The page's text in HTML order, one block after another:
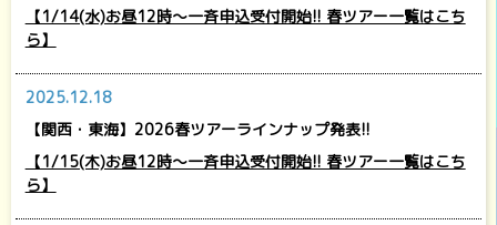
【1/14(水)お昼12時～一斉申込受付開始!! 春ツアー一覧はこち
ら】
2025.12.18
【関西・東海】2026春ツアーラインナップ発表!!
【1/15(木)お昼12時～一斉申込受付開始!! 春ツアー一覧はこち
ら】